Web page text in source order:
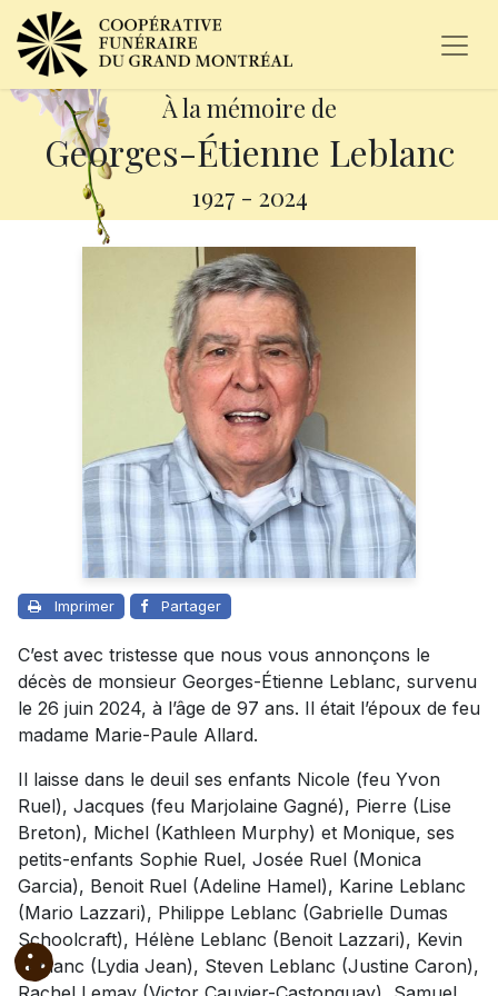
À la mémoire de
Georges-Étienne Leblanc
1927 - 2024
Imprimer Partager
C’est avec tristesse que nous vous annonçons le
décès de monsieur Georges-Étienne Leblanc, survenu
le 26 juin 2024, à l’âge de 97 ans. Il était l’époux de feu
madame Marie-Paule Allard.
Il laisse dans le deuil ses enfants Nicole (feu Yvon
Ruel), Jacques (feu Marjolaine Gagné), Pierre (Lise
Breton), Michel (Kathleen Murphy) et Monique, ses
petits-enfants Sophie Ruel, Josée Ruel (Monica
Garcia), Benoit Ruel (Adeline Hamel), Karine Leblanc
(Mario Lazzari), Philippe Leblanc (Gabrielle Dumas
Schoolcraft), Hélène Leblanc (Benoit Lazzari), Kevin
Leblanc (Lydia Jean), Steven Leblanc (Justine Caron),